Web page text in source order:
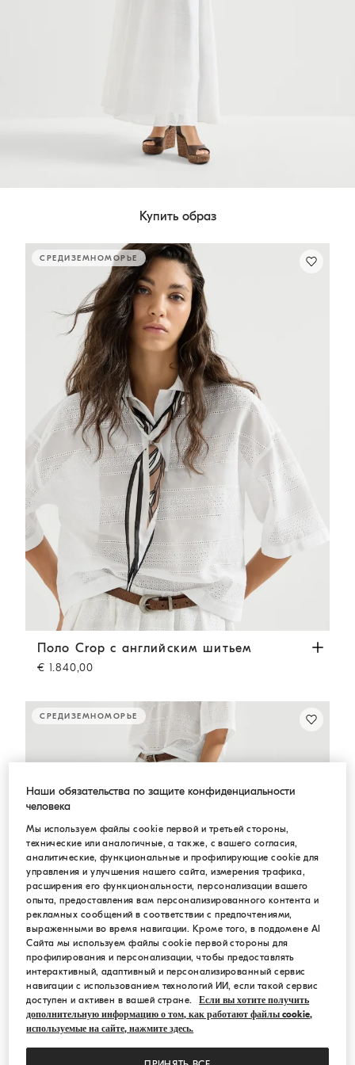
Купить образ
СРЕДИЗЕМНОМОРЬЕ
Поло Crop с английским шитьем Белый
Поло Crop с английским шитьем
€ 1.840,00
СРЕДИЗЕМНОМОРЬЕ
Наши обязательства по защите конфиденциальности
человека
Мы используем файлы cookie первой и третьей стороны,
технические или аналогичные, а также, с вашего согласия,
аналитические, функциональные и профилирующие cookie для
управления и улучшения нашего сайта, измерения трафика,
расширения его функциональности, персонализации вашего
опыта, предоставления вам персонализированного контента и
рекламных сообщений в соответствии с предпочтениями,
выраженными во время навигации. Кроме того, в поддомене AI
Сайта мы используем файлы cookie первой стороны для
профилирования и персонализации, чтобы предоставлять
интерактивный, адаптивный и персонализированный сервис
навигации с использованием технологий ИИ, если такой сервис
доступен и активен в вашей стране.
Если вы хотите получить
дополнительную информацию о том, как работают файлы cookie,
используемые на сайте, нажмите здесь.